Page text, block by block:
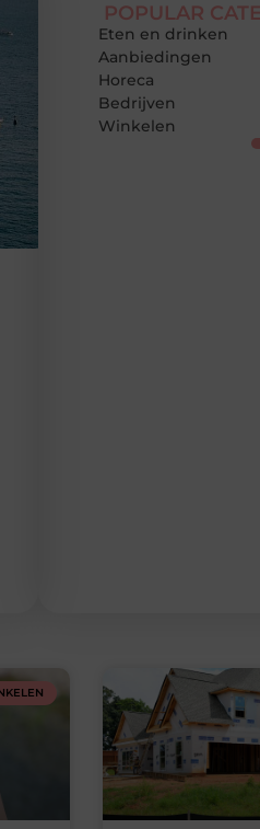
POPULAR
Eten en drinken
Aanbiedingen
Horeca
Bedrijven
Winkelen